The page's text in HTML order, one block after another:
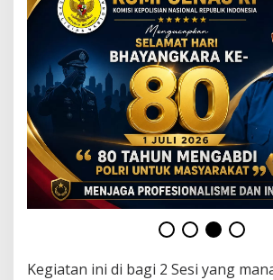
Kegiatan ini di bagi 2 Sesi yang